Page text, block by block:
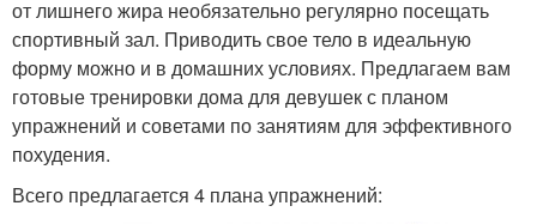
от лишнего жира необязательно регулярно посещать
спортивный зал. Приводить свое тело в идеальную
форму можно и в домашних условиях. Предлагаем вам
готовые тренировки дома для девушек с планом
упражнений и советами по занятиям для эффективного
похудения.
Всего предлагается 4 плана упражнений: